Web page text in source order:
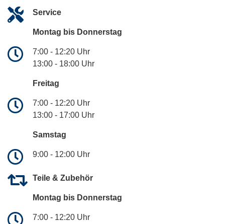
Service
Montag bis Donnerstag
7:00 - 12:20 Uhr
13:00 - 18:00 Uhr
Freitag
7:00 - 12:20 Uhr
13:00 - 17:00 Uhr
Samstag
9:00 - 12:00 Uhr
Teile & Zubehör
Montag bis Donnerstag
7:00 - 12:20 Uhr